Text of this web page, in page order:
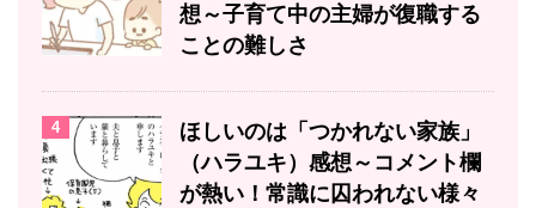
想～子育て中の主婦が復職する
ことの難しさ
4
ほしいのは「つかれない家族」
（ハラユキ）感想～コメント欄
が熱い！常識に囚われない様々